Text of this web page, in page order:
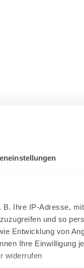
Ihre IP-Adresse,
und so
Entwicklung von
Ihre Einwilligung
widerrufen